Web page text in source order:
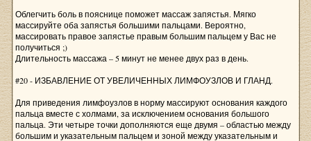
Облегчить боль в пояснице поможет массаж запястья. Мягко
массируйте оба запястья большими пальцами. Вероятно,
массировать правое запястье правым большим пальцем у Вас не
получиться ;)
Длительность массажа – 5 минут не менее двух раз в день.
#20 - ИЗБАВЛЕНИЕ ОТ УВЕЛИЧЕННЫХ ЛИМФОУЗЛОВ И ГЛАНД.
Для приведения лимфоузлов в норму массируют основания каждого
пальца вместе с холмами, за исключением основания большого
пальца. Эти четыре точки дополняются еще двумя – областью между
большим и указательным пальцем и зоной между указательным и